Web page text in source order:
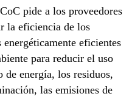
pide a los proveedores
la eficiencia de los
eficientes
para reducir el uso
energía, los residuos,
las emisiones de